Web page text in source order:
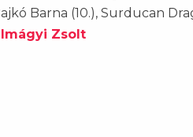
Barna (10.), Surducan
Zsolt